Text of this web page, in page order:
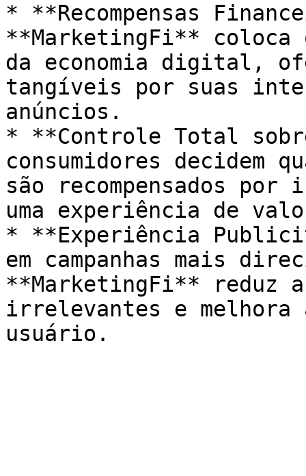
* **Recompensas
**MarketingFi** coloca
da economia digital,
tangíveis por suas
anúncios.
* **Controle Total
consumidores decidem
são recompensados
uma experiência de
* **Experiência
em campanhas mais
**MarketingFi** reduz
irrelevantes e